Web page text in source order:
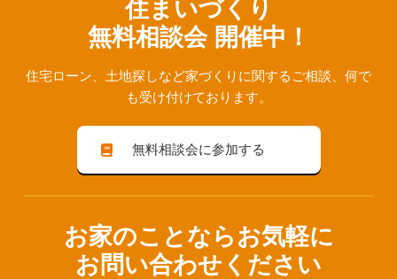
住まいづくり
無料相談会 開催中！
住宅ローン、⼟地探しなど家づくりに関するご相談、 何で
も受け付けております。
無料相談会に参加する
お家のことならお気軽に
お問い合わせください